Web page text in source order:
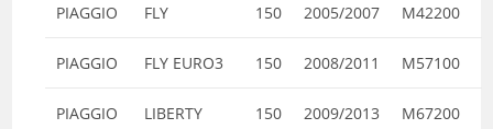
PIAGGIO FLY 150 2005/2007 M42200
PIAGGIO FLY EURO3 150 2008/2011 M57100
PIAGGIO
LIBERTY
150 2009/2013 M67200